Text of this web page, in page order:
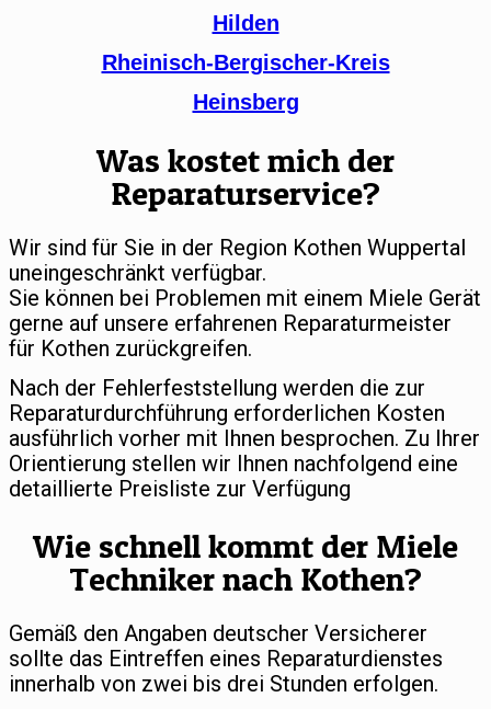
Hilden
Rheinisch-Bergischer-Kreis
Heinsberg
Was kostet mich der
Reparaturservice?
Wir sind für Sie in der Region Kothen Wuppertal
uneingeschränkt verfügbar.
Sie können bei Problemen mit einem Miele Gerät
gerne auf unsere erfahrenen Reparaturmeister
für Kothen zurückgreifen.
Nach der Fehlerfeststellung werden die zur
Reparaturdurchführung erforderlichen Kosten
ausführlich vorher mit Ihnen besprochen. Zu Ihrer
Orientierung stellen wir Ihnen nachfolgend eine
detaillierte Preisliste zur Verfügung
Wie schnell kommt der Miele
Techniker nach Kothen?
Gemäß den Angaben deutscher Versicherer
sollte das Eintreffen eines Reparaturdienstes
innerhalb von zwei bis drei Stunden erfolgen.